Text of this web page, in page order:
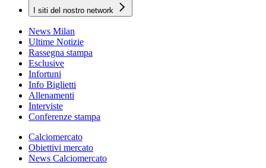
I siti del nostro network
News Milan
Ultime Notizie
Rassegna stampa
Esclusive
Infortuni
Info Biglietti
Allenamenti
Interviste
Conferenze stampa
Calciomercato
Obiettivi mercato
News Calciomercato